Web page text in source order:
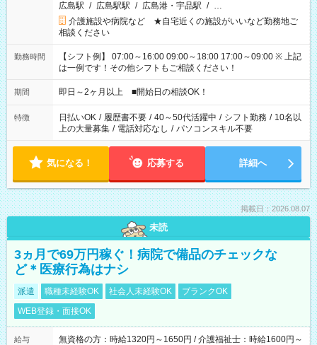
広島駅 / 広島駅駅 / 広島港・宇品駅 / …
介護施設や病院など ★自宅近くの施設がいいなど勤務地ご
相談ください
勤務時間
【シフト例】 07:00～16:00 09:00～18:00 17:00～09:00 ※ 上記
は一例です！その他シフトもご相談ください！
期間 即日～2ヶ月以上 ■開始日の相談OK！
特徴 日払いOK / 履歴書不要 / 40～50代活躍中 / シフト勤務 / 10名以
上の大量募集 / 電話対応なし / パソコンスキル不要
気になる！ 応募する 詳細へ
掲載日：2026.08.07
未読
3ヵ月で69万円稼ぐ！病院で備品のチェックな
ど＊医療行為はナシ
派遣 職種未経験OK 社会人未経験OK
ブランクOK
WEB登録・面接OK
給与
無資格の方：時給1320円～1650円 / 介護福祉士：時給1600円～